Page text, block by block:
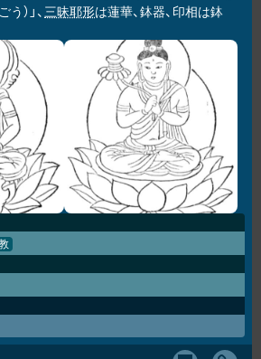
）」、三昧耶形は蓮華、鉢器、印相は鉢